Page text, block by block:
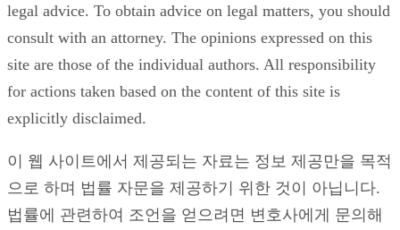
legal advice. To obtain advice on legal matters, you should
consult with an attorney. The opinions expressed on this
site are those of the individual authors. All responsibility
for actions taken based on the content of this site is
explicitly disclaimed.
이 웹 사이트에서 제공되는 자료는 정보 제공만을 목적
으로 하며 법률 자문을 제공하기 위한 것이 아닙니다.
법률에 관련하여 조언을 얻으려면 변호사에게 문의해